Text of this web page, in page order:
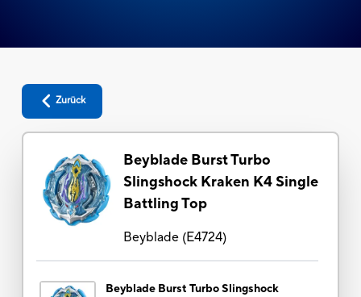
Zurück
Beyblade Burst Turbo
Slingshock Kraken K4 Single
Battling Top
Beyblade(E4724)
Beyblade Burst Turbo Slingshock